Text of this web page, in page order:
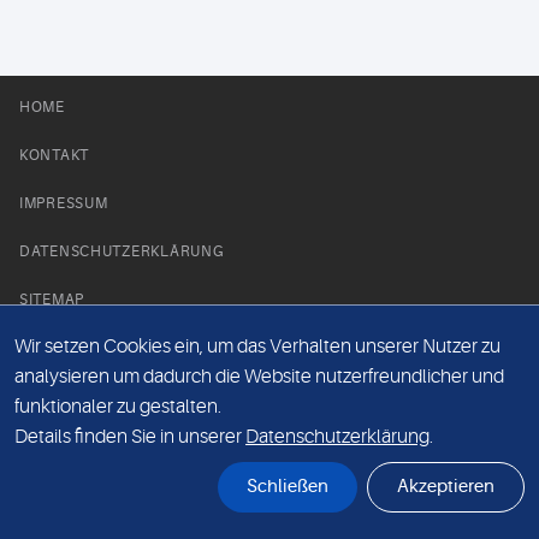
HOME
KONTAKT
IMPRESSUM
DATENSCHUTZERKLÄRUNG
SITEMAP
NEWS PARTNER
Wir setzen Cookies ein, um das Verhalten unserer Nutzer zu
analysieren um dadurch die Website nutzerfreundlicher und
funktionaler zu gestalten.
Details finden Sie in unserer Datenschutzerklärung.
Schließen Akzeptieren